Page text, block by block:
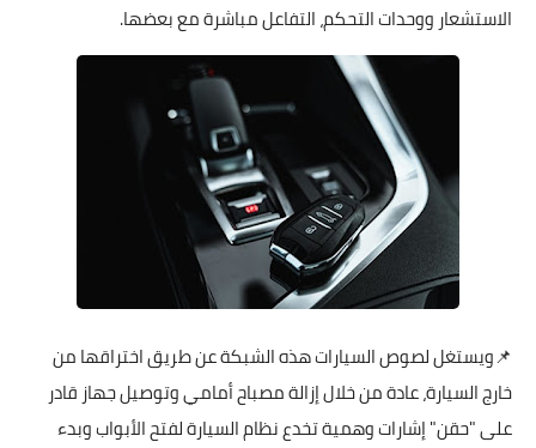
الاستشعار ووحدات التحكم، التفاعل مباشرة مع بعضها.
📌ويستغل لصوص السيارات هذه الشبكة عن طريق اختراقها من
خارج السيارة، عادة من خلال إزالة مصباح أمامي وتوصيل جهاز قادر
على "حقن" إشارات وهمية تخدع نظام السيارة لفتح الأبواب وبدء